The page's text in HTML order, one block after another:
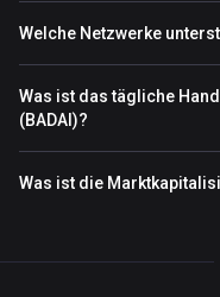
Welche Netzwerke
Was ist das tägliche
(BADAI)?
Was ist die